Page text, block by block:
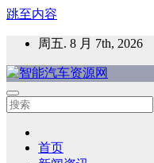
跳至内容
周五. 8 月 7th, 2026
智能汽车资源网
智能表面，智能内饰，新
首页